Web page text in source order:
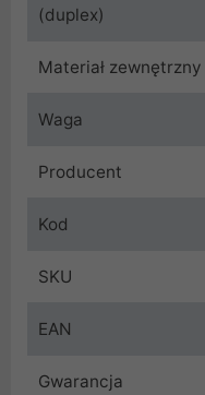
(duplex)
Materiał zewnętrzny
Waga
Producent
Kod
SKU
EAN
Gwarancja